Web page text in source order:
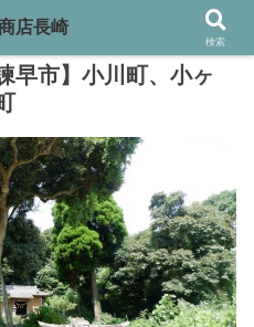
早市】小川町、小ヶ
店長崎
検索